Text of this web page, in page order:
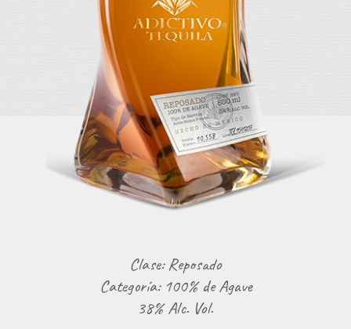
Clase: Reposado
Categoría: 100% de Agave
38% Alc. Vol.